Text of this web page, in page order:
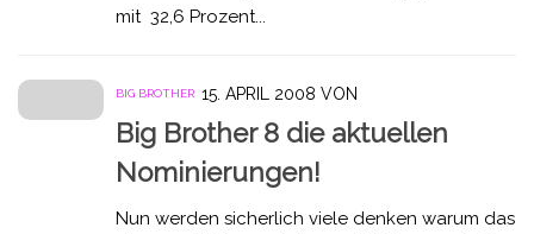
mit 32,6 Prozent...
BIG BROTHER 15. APRIL 2008 VON
Big Brother 8 die aktuellen
Nominierungen!
Nun werden sicherlich viele denken warum das